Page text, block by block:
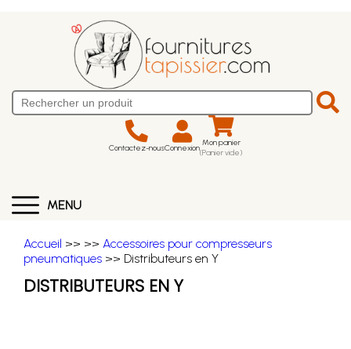
Contactez-nousConnexion Mon panier
(Panier vide)
MENU
Accueil >> >> Accessoires pour compresseurs
pneumatiques >> Distributeurs en Y
DISTRIBUTEURS EN Y